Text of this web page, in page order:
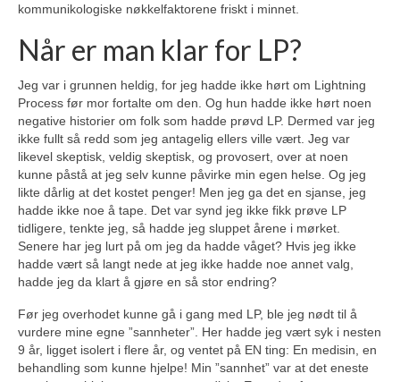
kommunikologiske nøkkelfaktorene friskt i minnet.
Når er man klar for LP?
Jeg var i grunnen heldig, for jeg hadde ikke hørt om Lightning
Process før mor fortalte om den. Og hun hadde ikke hørt noen
negative historier om folk som hadde prøvd LP. Dermed var jeg
ikke fullt så redd som jeg antagelig ellers ville vært. Jeg var
likevel skeptisk, veldig skeptisk, og provosert, over at noen
kunne påstå at jeg selv kunne påvirke min egen helse. Og jeg
likte dårlig at det kostet penger! Men jeg ga det en sjanse, jeg
hadde ikke noe å tape. Det var synd jeg ikke fikk prøve LP
tidligere, tenkte jeg, så hadde jeg sluppet årene i mørket.
Senere har jeg lurt på om jeg da hadde våget? Hvis jeg ikke
hadde vært så langt nede at jeg ikke hadde noe annet valg,
hadde jeg da klart å gjøre en så stor endring?
Før jeg overhodet kunne gå i gang med LP, ble jeg nødt til å
vurdere mine egne ”sannheter”. Her hadde jeg vært syk i nesten
9 år, ligget isolert i flere år, og ventet på EN ting: En medisin, en
behandling som kunne hjelpe! Min ”sannhet” var at det eneste